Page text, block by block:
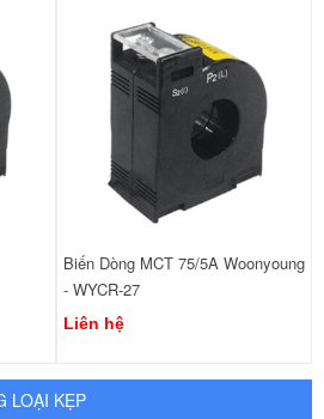
Biến Dòng MCT 75/5A Woonyoung
- WYCR-27
Liên hệ
LOẠI KẸP